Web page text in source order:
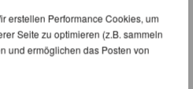
PRODUKTE
erstellen Performance Cookies, um
Seite zu optimieren (z.B. sammeln
und ermöglichen das Posten von